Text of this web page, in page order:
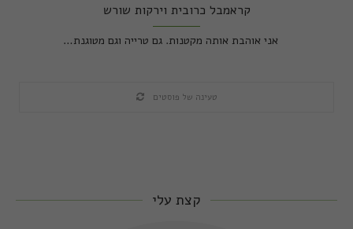
קראמבל כרובית וירקות שורש
אני אוהבת אותה מקטנות. גם טרייה וגם מטוגנת…
טעינה של פוסטים
קצת עלי